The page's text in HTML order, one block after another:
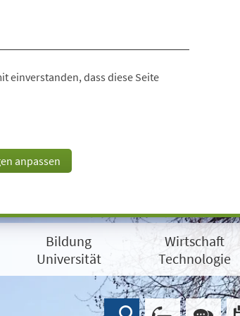
einverstanden, dass diese Seite
anpassen
Bildung
Universität
Wirtschaft
Technologie